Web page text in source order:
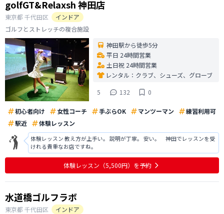
golfGT&Relaxsh 神田店
東京都 千代田区
インドア
ゴルフとストレッチの複合施設
神田駅から徒歩5分
平日 24時間営業
土日祝 24時間営業
レンタル： クラブ、シューズ、グローブ
5
132 0
初心者向け 女性コーチ 手ぶらOK マンツーマン
練習利用可
駅近
体験レッスン
体験レッスン 教え方が上手い。 説明が丁寧。 安い。 神田でレッスンを受
けれる貴重なお店ですね。
体験レッスン （5,500円） を予約
水道橋ゴルフラボ
東京都 千代田区
インドア